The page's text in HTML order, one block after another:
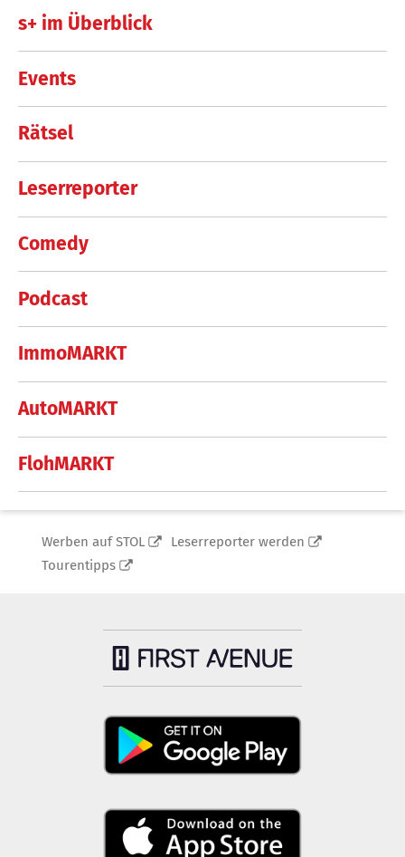
s+ im Überblick
Events
Rätsel
Leserreporter
Comedy
Podcast
ImmoMARKT
AutoMARKT
FlohMARKT
Werben auf STOL
Leserreporter werden
Tourentipps